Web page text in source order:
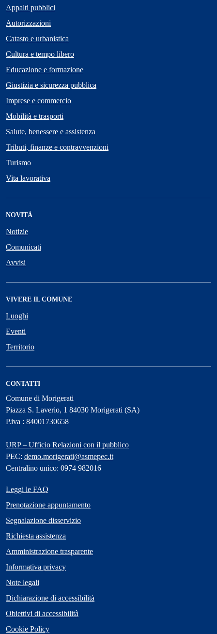
Appalti pubblici
Autorizzazioni
Catasto e urbanistica
Cultura e tempo libero
Educazione e formazione
Giustizia e sicurezza pubblica
Imprese e commercio
Mobilità e trasporti
Salute, benessere e assistenza
Tributi, finanze e contravvenzioni
Turismo
Vita lavorativa
NOVITÀ
Notizie
Comunicati
Avvisi
VIVERE IL COMUNE
Luoghi
Eventi
Territorio
CONTATTI
Comune di Morigerati
Piazza S. Laverio, 1 84030 Morigerati (SA)
P.iva : 84001730658
URP – Ufficio Relazioni con il pubblico
PEC: demo.morigerati@asmepec.it
Centralino unico: 0974 982016
Leggi le FAQ
Prenotazione appuntamento
Segnalazione disservizio
Richiesta assistenza
Amministrazione trasparente
Informativa privacy
Note legali
Dichiarazione di accessibilità
Obiettivi di accessibilità
Cookie Policy